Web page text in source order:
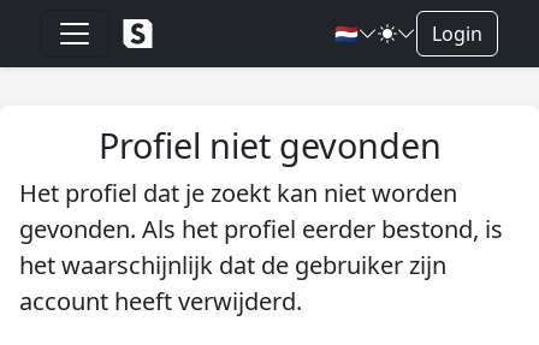
🇳🇱 Login
Profiel niet gevonden
Het profiel dat je zoekt kan niet worden
gevonden. Als het profiel eerder bestond, is
het waarschijnlijk dat de gebruiker zijn
account heeft verwijderd.